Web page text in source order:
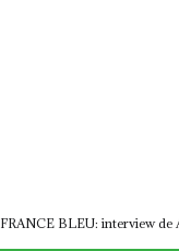
FRANCE BLEU: interview